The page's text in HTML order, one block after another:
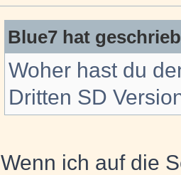
Blue7 hat
Woher hast du
Dritten SD
Wenn ich auf die